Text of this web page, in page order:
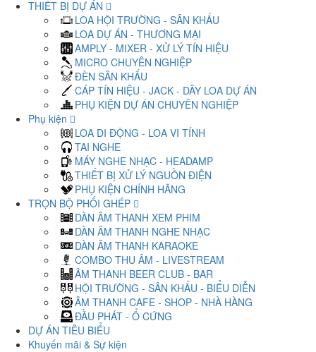
THIẾT BỊ DỰ ÁN
LOA HỘI TRƯỜNG - SÂN KHẤU
LOA DỰ ÁN - THƯƠNG MẠI
AMPLY - MIXER - XỬ LÝ TÍN HIỆU
MICRO CHUYÊN NGHIỆP
ĐÈN SÂN KHẤU
CÁP TÍN HIỆU - JACK - DÂY LOA DỰ ÁN
PHỤ KIỆN DỰ ÁN CHUYÊN NGHIỆP
Phụ kiện
LOA DI ĐỘNG - LOA VI TÍNH
TAI NGHE
MÁY NGHE NHẠC - HEADAMP
THIẾT BỊ XỬ LÝ NGUỒN ĐIỆN
PHỤ KIỆN CHÍNH HÃNG
TRỌN BỘ PHỐI GHÉP
DÀN ÂM THANH XEM PHIM
DÀN ÂM THANH NGHE NHẠC
DÀN ÂM THANH KARAOKE
COMBO THU ÂM - LIVESTREAM
ÂM THANH BEER CLUB - BAR
HỘI TRƯỜNG - SÂN KHẤU - BIỂU DIỄN
ÂM THANH CAFE - SHOP - NHÀ HÀNG
ĐẦU PHÁT - Ổ CỨNG
DỰ ÁN TIÊU BIỂU
Khuyến mãi & Sự kiện